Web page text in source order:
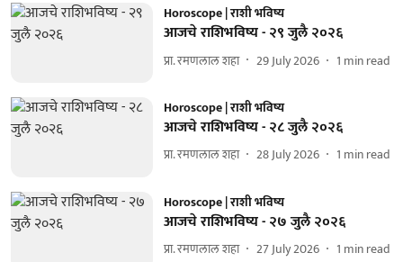
Horoscope | राशी भविष्य
आजचे राशिभविष्य - २९ जुलै २०२६
प्रा. रमणलाल शहा 29 July 2026 1 min read
Horoscope | राशी भविष्य
आजचे राशिभविष्य - २८ जुलै २०२६
प्रा. रमणलाल शहा 28 July 2026 1 min read
Horoscope | राशी भविष्य
आजचे राशिभविष्य - २७ जुलै २०२६
प्रा. रमणलाल शहा 27 July 2026 1 min read